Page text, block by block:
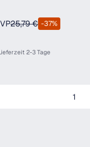
25,79 € -37%
2-3 Tage